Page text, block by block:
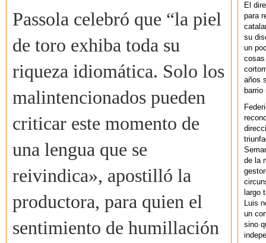
Passola celebró que “la piel
de toro exhiba toda su
riqueza idiomática. Solo los
malintencionados pueden
criticar este momento de
una lengua que se
reivindica», apostilló la
productora, para quien el
sentimiento de humillación
El
para
su
un
cosas
años
de la
largo
Luis
un
sino